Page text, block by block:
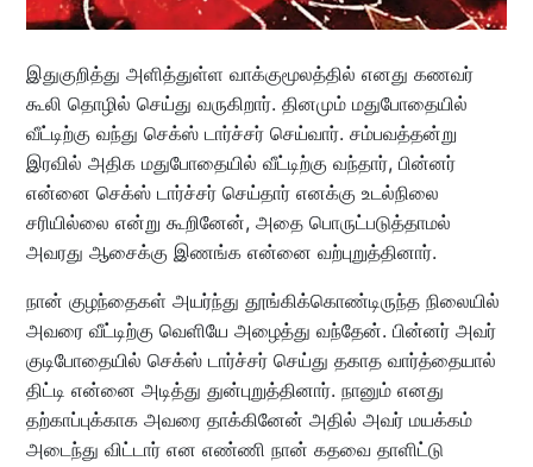
இதுகுறித்து அளித்துள்ள வாக்குமூலத்தில் எனது கணவர்
கூலி தொழில் செய்து வருகிறார். தினமும் மதுபோதையில்
வீட்டிற்கு வந்து செக்ஸ் டார்ச்சர் செய்வார். சம்பவத்தன்று
இரவில் அதிக மதுபோதையில் வீட்டிற்கு வந்தார், பின்னர்
என்னை செக்ஸ் டார்ச்சர் செய்தார் எனக்கு உடல்நிலை
சரியில்லை என்று கூறினேன், அதை பொருட்படுத்தாமல்
அவரது ஆசைக்கு இணங்க என்னை வற்புறுத்தினார்.
நான் குழந்தைகள் அயர்ந்து தூங்கிக்கொண்டிருந்த நிலையில்
அவரை வீட்டிற்கு வெளியே அழைத்து வந்தேன். பின்னர் அவர்
குடிபோதையில் செக்ஸ் டார்ச்சர் செய்து தகாத வார்த்தையால்
திட்டி என்னை அடித்து துன்புறுத்தினார். நானும் எனது
தற்காப்புக்காக அவரை தாக்கினேன் அதில் அவர் மயக்கம்
அடைந்து விட்டார் என எண்ணி நான் கதவை தாளிட்டு